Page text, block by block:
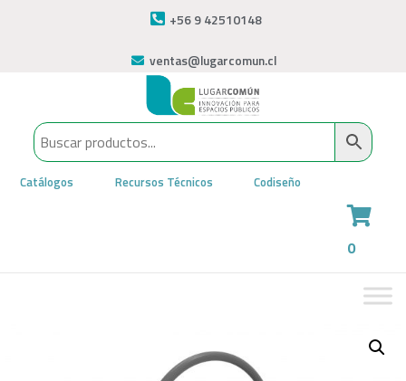
+56 9 42510148
ventas@lugarcomun.cl
Catálogos Recursos Técnicos Codiseño
0